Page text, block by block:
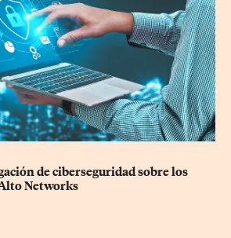
de ciberseguridad sobre los
Networks